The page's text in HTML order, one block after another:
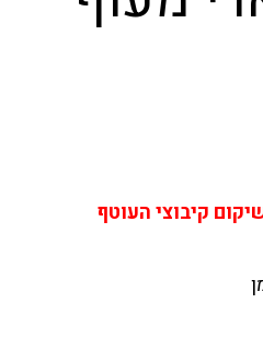
קיבוצי העוטף